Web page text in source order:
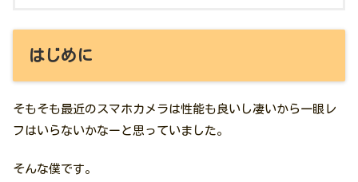
はじめに
そもそも最近のスマホカメラは性能も良いし凄いから一眼レ
フはいらないかなーと思っていました。
そんな僕です。